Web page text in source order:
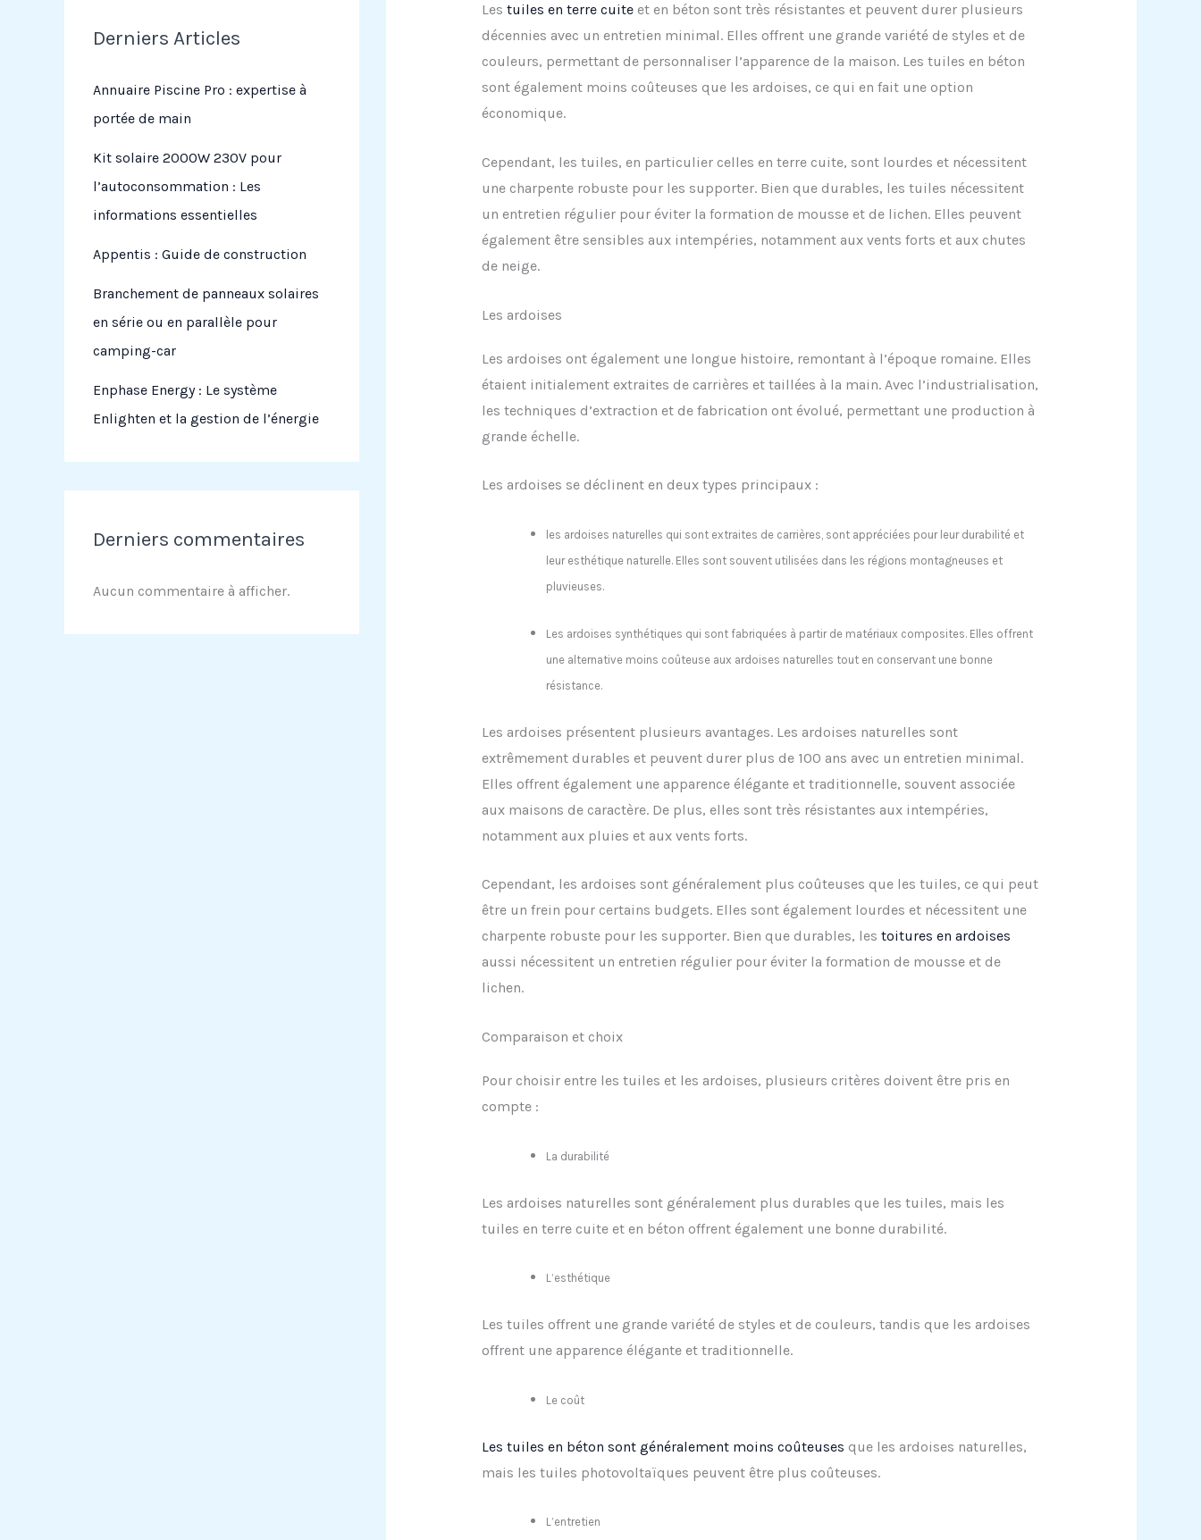
Derniers Articles
Annuaire Piscine Pro : expertise à
portée de main
Kit solaire 2000W 230V pour
l’autoconsommation : Les
informations essentielles
Appentis : Guide de construction
Branchement de panneaux solaires
en série ou en parallèle pour
camping-car
Enphase Energy : Le système
Enlighten et la gestion de l’énergie
Derniers commentaires
Aucun commentaire à afficher.
Les tuiles en terre cuiteet en béton sont très résistantes et peuvent durer plusieurs
décennies avec un entretien minimal. Elles offrent une grande variété de styles et de
couleurs, permettant de personnaliser l’apparence de la maison. Les tuiles en béton
sont également moins coûteuses que les ardoises, ce qui en fait une option
économique.
Cependant, les tuiles, en particulier celles en terre cuite, sont lourdes et nécessitent
une charpente robuste pour les supporter. Bien que durables, les tuiles nécessitent
un entretien régulier pour éviter la formation de mousse et de lichen. Elles peuvent
également être sensibles aux intempéries, notamment aux vents forts et aux chutes
de neige.
Les ardoises
Les ardoises ont également une longue histoire, remontant à l’époque romaine. Elles
étaient initialement extraites de carrières et taillées à la main. Avec l’industrialisation,
les techniques d’extraction et de fabrication ont évolué, permettant une production à
grande échelle.
Les ardoises se déclinent en deux types principaux :
les ardoises naturelles qui sont extraites de carrières, sont appréciées pour leur durabilité et
leur esthétique naturelle. Elles sont souvent utilisées dans les régions montagneuses et
pluvieuses.
Les ardoises synthétiques qui sont fabriquées à partir de matériaux composites. Elles offrent
une alternative moins coûteuse aux ardoises naturelles tout en conservant une bonne
résistance.
Les ardoises présentent plusieurs avantages. Les ardoises naturelles sont
extrêmement durables et peuvent durer plus de 100 ans avec un entretien minimal.
Elles offrent également une apparence élégante et traditionnelle, souvent associée
aux maisons de caractère. De plus, elles sont très résistantes aux intempéries,
notamment aux pluies et aux vents forts.
Cependant, les ardoises sont généralement plus coûteuses que les tuiles, ce qui peut
être un frein pour certains budgets. Elles sont également lourdes et nécessitent une
charpente robuste pour les supporter. Bien que durables, les toitures en ardoises
aussi nécessitent un entretien régulier pour éviter la formation de mousse et de
lichen.
Comparaison et choix
Pour choisir entre les tuiles et les ardoises, plusieurs critères doivent être pris en
compte :
La durabilité
Les ardoises naturelles sont généralement plus durables que les tuiles, mais les
tuiles en terre cuite et en béton offrent également une bonne durabilité.
L’esthétique
Les tuiles offrent une grande variété de styles et de couleurs, tandis que les ardoises
offrent une apparence élégante et traditionnelle.
Le coût
Les tuiles en béton sont généralement moins coûteuses que les ardoises naturelles,
mais les tuiles photovoltaïques peuvent être plus coûteuses.
L’entretien